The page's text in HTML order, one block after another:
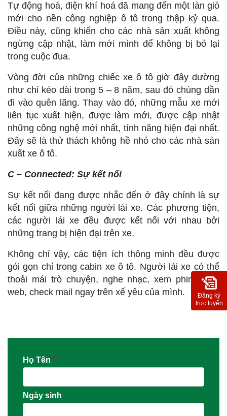
Tự động hoá, điện khí hoá đã mang đến một làn gió
mới cho nền công nghiệp ô tô trong thập kỷ qua.
Điều này, cũng khiến cho các nhà sản xuất không
ngừng cập nhật, làm mới mình để không bị bỏ lại
trong cuộc đua.
Vòng đời của những chiếc xe ô tô giờ đây dường
như chỉ kéo dài trong 5 – 8 năm, sau đó chúng dần
đi vào quên lãng. Thay vào đó, những mẫu xe mới
liên tục xuất hiện, được làm mới, được cập nhật
những công nghệ mới nhất, tính năng hiện đại nhất.
Đây sẽ là thử thách không hề nhỏ cho các nhà sản
xuất xe ô tô.
C – Connected: Sự kết nối
Sự kết nổi đang được nhắc đến ở đây chính là sự
kết nối giữa những người lái xe. Các phương tiện,
các người lái xe đều được kết nối với nhau bởi
những trang bị hiện đại trên xe.
Không chỉ vậy, các tiện ích thông minh đều được
gói gọn chỉ trong cabin xe ô tô. Người lái xe có thể
thoải mái trò chuyện, nghe nhạc, xem phim, lướt
web, check mail ngay trên xế yêu của mình.
Họ Tên *
Ngày sinh
Đăng ký
trực tuyến